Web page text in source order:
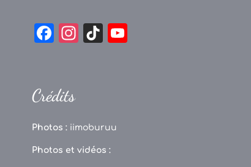
F
e
o
o
In
a
m
Ti
Crédits
Photos : iimoburuu
Photos et vidéos :